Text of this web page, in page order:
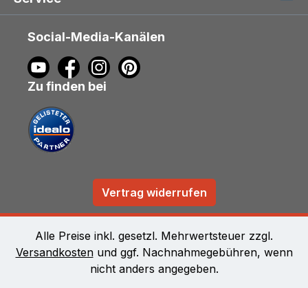
Social-Media-Kanälen
Zu finden bei
Vertrag widerrufen
Alle Preise inkl. gesetzl. Mehrwertsteuer zzgl.
Versandkostenund ggf. Nachnahmegebühren, wenn
nicht anders angegeben.